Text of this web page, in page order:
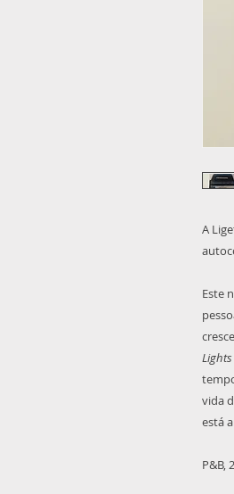
A
Este
vida
está
P&B,